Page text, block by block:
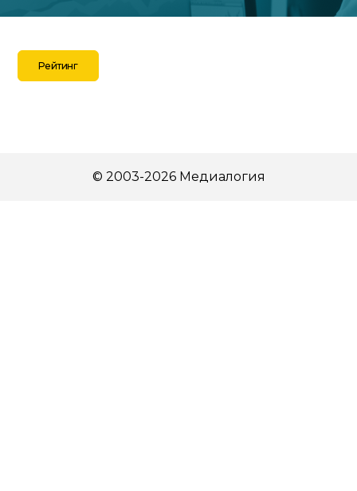
Рейтинг
© 2003-2026 Медиалогия